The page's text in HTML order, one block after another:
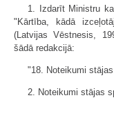
1. Izdarīt Ministru
"Kārtība, kādā
(Latvijas Vēstnesis,
šādā redakcijā:
"18. Noteikumi
2. Noteikumi stājas